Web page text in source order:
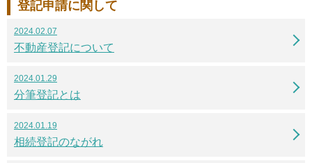
登記申請に関して
2024.02.07
不動産登記について
2024.01.29
分筆登記とは
2024.01.19
相続登記のながれ